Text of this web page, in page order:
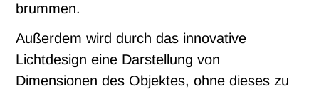
brummen.
Außerdem wird durch das innovative
Lichtdesign eine Darstellung von
Dimensionen des Objektes, ohne dieses zu